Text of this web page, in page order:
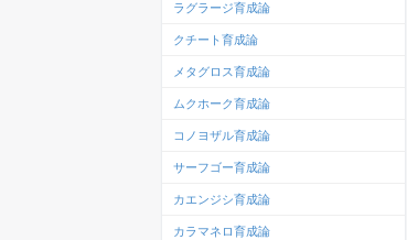
ラグラージ育成論
クチート育成論
メタグロス育成論
ムクホーク育成論
コノヨザル育成論
サーフゴー育成論
カエンジシ育成論
カラマネロ育成論